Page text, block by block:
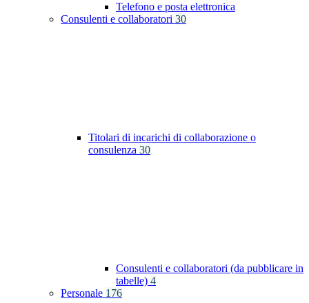
Telefono e posta elettronica
Consulenti e collaboratori 30
Titolari di incarichi di collaborazione o
consulenza 30
Consulenti e collaboratori (da pubblicare in
tabelle) 4
Personale 176